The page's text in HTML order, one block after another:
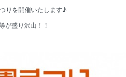
りを開催いたします♪
が盛り沢山！！